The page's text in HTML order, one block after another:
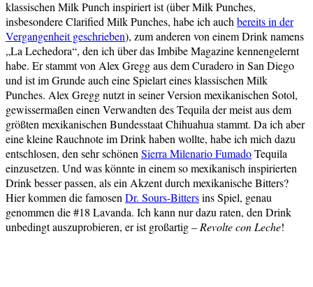
klassischen Milk Punch inspiriert ist (über Milk Punches,
insbesondere Clarified Milk Punches, habe ich auchbereits in der
Vergangenheit geschrieben), zum anderen von einem Drink namens
„La Lechedora“, den ich über das Imbibe Magazine kennengelernt
habe. Er stammt von Alex Gregg aus dem Curadero in San Diego
und ist im Grunde auch eine Spielart eines klassischen Milk
Punches. Alex Gregg nutzt in seiner Version mexikanischen Sotol,
gewissermaßen einen Verwandten des Tequila der meist aus dem
größten mexikanischen Bundesstaat Chihuahua stammt. Da ich aber
eine kleine Rauchnote im Drink haben wollte, habe ich mich dazu
entschlosen, den sehr schönenSierra Milenario FumadoTequila
einzusetzen. Und was könnte in einem so mexikanisch inspirierten
Drink besser passen, als ein Akzent durch mexikanische Bitters?
Hier kommen die famosenDr. Sours-Bittersins Spiel, genau
genommen die #18 Lavanda. Ich kann nur dazu raten, den Drink
unbedingt auszuprobieren, er ist großartig –Revolte con Leche!